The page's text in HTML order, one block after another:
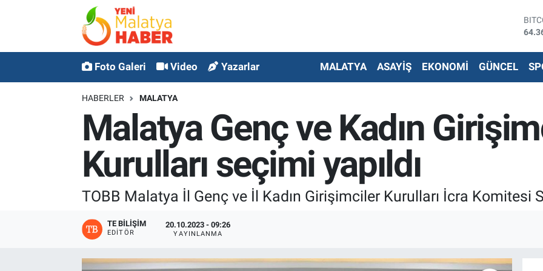
Foto Galeri Video Yazarlar MALATYA ASAYİŞ EKONOMİ GÜNCEL
HABERLER MALATYA
Malatya Genç ve Kadın
Kurulları seçimi yapıldı
TOBB Malatya İl Genç ve İl Kadın Girişimciler Kurulları İcra Komitesi
TE BILIŞIM
EDITÖR
20.10.2023 - 09:26
YAYINLANMA
Malatya Nöbetçi Eczaneler
Malatya Trafik Yoğunluk Haritası
Süper Lig Puan Durumu ve Fikstür
Tüm Manşetler
Son Dakika Haberleri
Haber Arşivi